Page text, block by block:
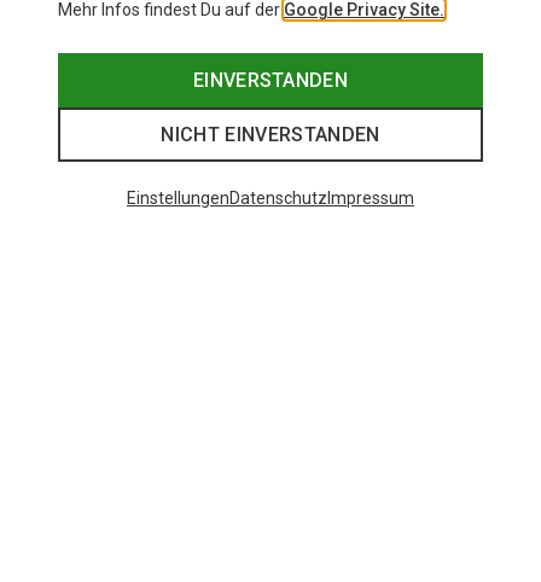
Mehr Infos findest Du auf der Google Privacy Site.
EINVERSTANDEN
NICHT EINVERSTANDEN
EinstellungenDatenschutz Impressum